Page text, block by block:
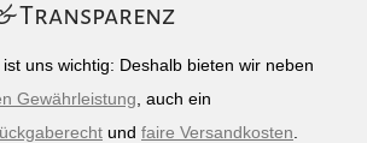
Transparenz
uns wichtig: Deshalb bieten wir neben
Gewährleistung , auch ein
und faire Versandkosten